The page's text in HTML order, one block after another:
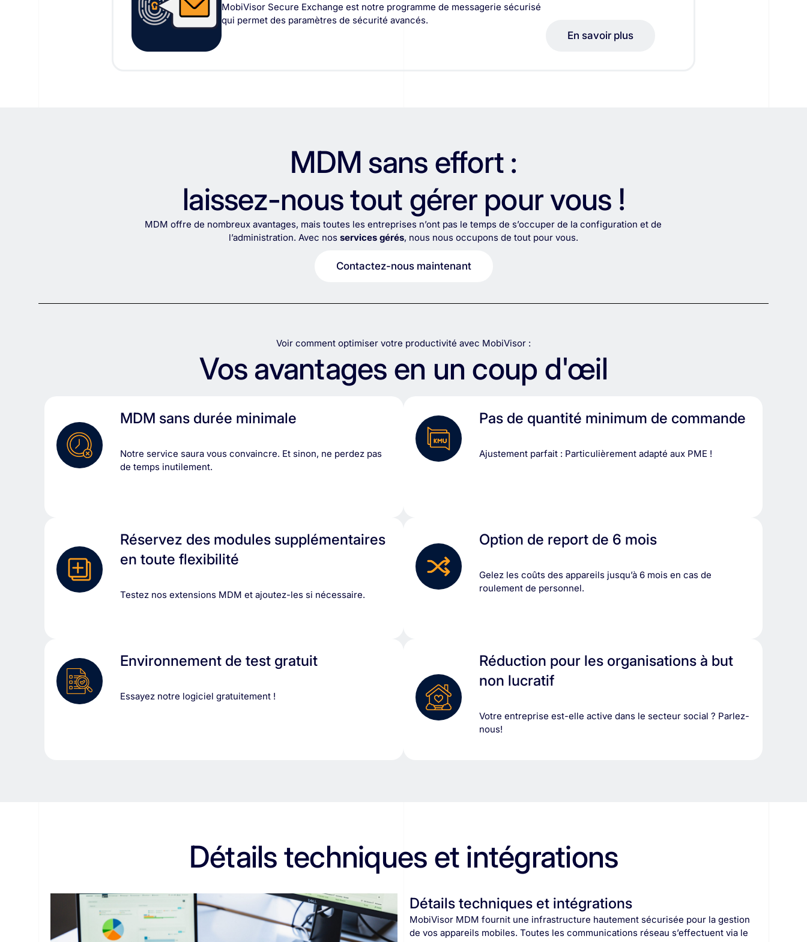
MobiVisor Secure Exchange est notre programme de messagerie sécurisé
qui permet des paramètres de sécurité avancés.
En savoir plus
MDM sans effort :
laissez-nous tout gérer pour vous !
MDM offre de nombreux avantages, mais toutes les entreprises n’ont pas le temps de s’occuper de la configuration et de
l’administration. Avec nos services gérés, nous nous occupons de tout pour vous.
Contactez-nous maintenant
Voir comment optimiser votre productivité avec MobiVisor :
Vos avantages en un coup d'œil
MDM sans durée minimale
Notre service saura vous convaincre. Et sinon, ne perdez pas
de temps inutilement.
Pas de quantité minimum de commande
Ajustement parfait : Particulièrement adapté aux PME !
Réservez des modules supplémentaires
en toute flexibilité
Testez nos extensions MDM et ajoutez-les si nécessaire.
Option de report de 6 mois
Gelez les coûts des appareils jusqu’à 6 mois en cas de
roulement de personnel.
Environnement de test gratuit
Essayez notre logiciel gratuitement !
Réduction pour les organisations à but
non lucratif
Votre entreprise est-elle active dans le secteur social ? Parlez-
nous!
Détails techniques et intégrations
Détails techniques et intégrations
MobiVisor MDM fournit une infrastructure hautement sécurisée pour la gestion
de vos appareils mobiles. Toutes les communications réseau s’effectuent via le